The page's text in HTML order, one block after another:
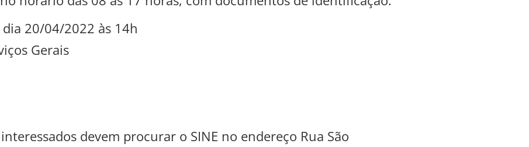
20/04/2022 às 14h
Gerais
devem procurar o SINE no endereço Rua São